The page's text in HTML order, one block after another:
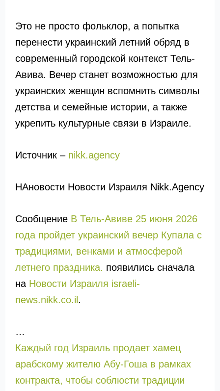
Это не просто фольклор, а попытка
перенести украинский летний обряд в
современный городской контекст Тель-
Авива. Вечер станет возможностью для
украинских женщин вспомнить символы
детства и семейные истории, а также
укрепить культурные связи в Израиле.
Источник – nikk.agency
НАновости Новости Израиля Nikk.Agency
Сообщение В Тель-Авиве 25 июня 2026
года пройдет украинский вечер Купала с
традициями, венками и атмосферой
летнего праздника. появились сначала
на Новости Израиля israeli-
news.nikk.co.il .
…
Каждый год Израиль продает хамец
арабскому жителю Абу-Гоша в рамках
контракта, чтобы соблюсти традиции